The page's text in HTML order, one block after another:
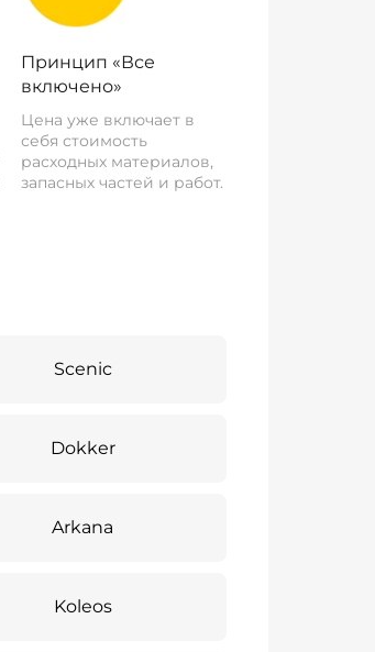
Принцип «Все
включено»
Цена уже включает в
себя стоимость
расходных материалов,
запасных частей и работ.
Scenic
Dokker
Arkana
Koleos